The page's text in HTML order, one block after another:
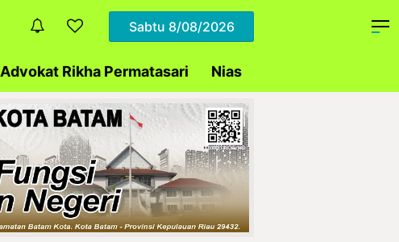
Sabtu 8/08/2026
Advokat Rikha Permatasari Nias